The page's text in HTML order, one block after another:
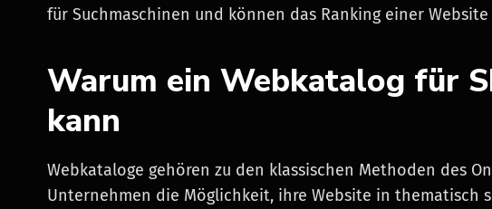
für Suchmaschinen und können das Ranking einer
Warum ein Webkatalog für
kann
Webkataloge gehören zu den klassischen Methoden des
Unternehmen die Möglichkeit, ihre Website in thematisch